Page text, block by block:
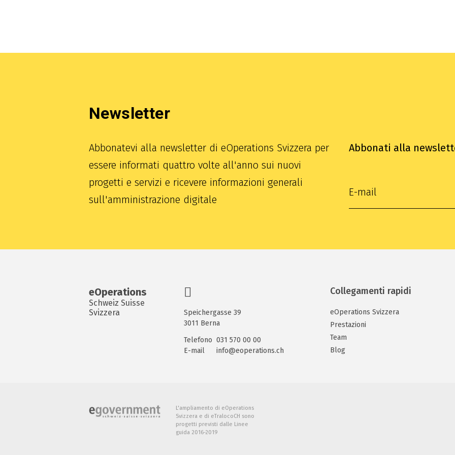
Newsletter
Abbonatevi alla newsletter di eOperations Svizzera per
essere informati quattro volte all'anno sui nuovi
progetti e servizi e ricevere informazioni generali
sull'amministrazione digitale
Abbonati alla
E-Mail Adresse
eOperations
Schweiz Suisse
Svizzera
Speichergasse 39
3011 Berna
Telefono 031 570 00 00
E-mail
info@eoperations.ch
Collegamenti rapidi
eOperations Svizzera
Prestazioni
Team
Blog
L'ampliamento di eOperations
Svizzera e di eTralocoCH sono
progetti previsti dalle Linee
guida 2016-2019